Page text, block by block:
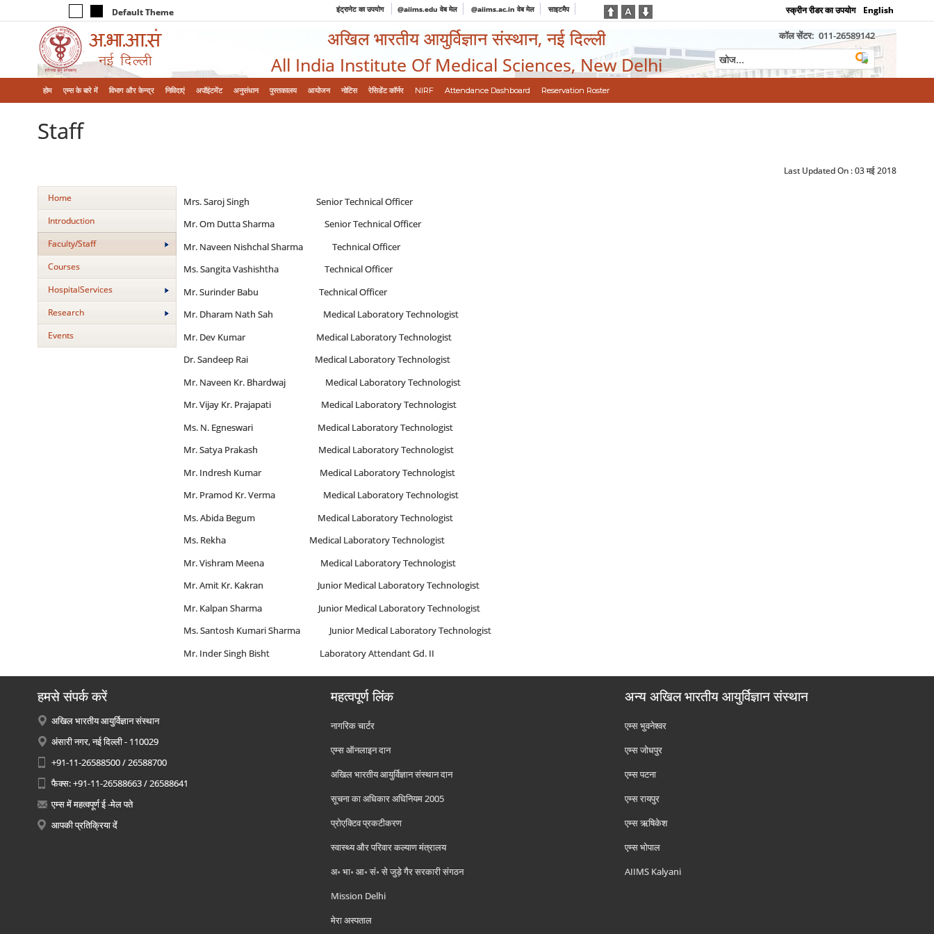
Default Theme इंट्रानेट का उपयोग @aiims.edu वेब मेल @aiims.ac.in वेब मेल साइटमैप स्क्रीन रीडर का उपयोग English
अखिल भारतीय आयुर्विज्ञान संस्थान, नई दिल्ली
All India Institute Of Medical Sciences, New Delhi
कॉल सेंटर: 011-26589142
होम एम्‍स के बारे में विभाग और केन्‍द्र निविदाएं अपॉइंटमेंट अनुसंधान पुस्तकालय आयोजन नोटिस रेसिडेंट कॉर्नर NIRF Attendance Dashboard Reservation Roster
Staff
Last Updated On :03 मई 2018
Home
Introduction
Faculty/Staff
Courses
HospitalServices
Research
Events
Mrs. Saroj Singh Senior Technical Officer
Mr. Om Dutta Sharma Senior Technical Officer
Mr. Naveen Nishchal Sharma Technical Officer
Ms. Sangita Vashishtha Technical Officer
Mr. Surinder Babu Technical Officer
Mr. Dharam Nath Sah Medical Laboratory Technologist
Mr. Dev Kumar Medical Laboratory Technologist
Dr. Sandeep Rai Medical Laboratory Technologist
Mr. Naveen Kr. Bhardwaj Medical Laboratory Technologist
Mr. Vijay Kr. Prajapati Medical Laboratory Technologist
Ms. N. Egneswari Medical Laboratory Technologist
Mr. Satya Prakash Medical Laboratory Technologist
Mr. Indresh Kumar Medical Laboratory Technologist
Mr. Pramod Kr. Verma Medical Laboratory Technologist
Ms. Abida Begum Medical Laboratory Technologist
Ms. Rekha Medical Laboratory Technologist
Mr. Vishram Meena Medical Laboratory Technologist
Mr. Amit Kr. Kakran Junior Medical Laboratory Technologist
Mr. Kalpan Sharma Junior Medical Laboratory Technologist
Ms. Santosh Kumari Sharma Junior Medical Laboratory Technologist
Mr. Inder Singh Bisht Laboratory Attendant Gd. II
हमसे संपर्क करें
अखिल भारतीय आयुर्विज्ञान संस्थान
अंसारी नगर, नई दिल्ली - 110029
+91-11-26588500 / 26588700
फैक्स: +91-11-26588663 / 26588641
एम्स में महत्वपूर्ण ई -मेल पते
आपकी प्रतिक्रिया दें
महत्वपूर्ण लिंक
नागरिक चार्टर
एम्स ऑनलाइन दान
अखिल भारतीय आयुर्विज्ञान संस्थान दान
सूचना का अधिकार अधिनियम 2005
प्रोएक्टिव प्रकटीकरण
स्वास्थ्य और परिवार कल्याण मंत्रालय
अ॰ भा॰ आ॰ सं॰ से जुड़े गैर सरकारी संगठन
Mission Delhi
मेरा अस्पताल
अन्य अखिल भारतीय आयुर्विज्ञान संस्थान
एम्‍स भुवनेश्वर
एम्‍स जोधपुर
एम्‍स पटना
एम्‍स रायपुर
एम्‍स ऋषिकेश
एम्‍स भोपाल
AIIMS Kalyani